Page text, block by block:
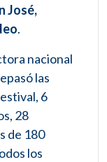
José,
.
nacional
las
6
28
de 180
los